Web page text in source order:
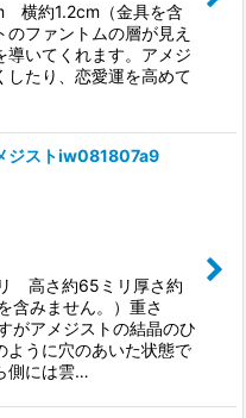
横約1.2cm（金具を含
ファントムの層が見え
導いてくれます。アメジ
したり、恋愛運を高めて
ジストiw081807a9
高さ約65ミリ厚さ約
含みません。）重さ
がアメジストの結晶のひ
ように穴のあいた状態で
側には雲…